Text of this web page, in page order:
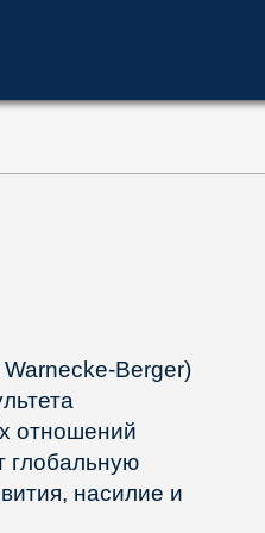
Berger)
отношений
глобальную
насилие и